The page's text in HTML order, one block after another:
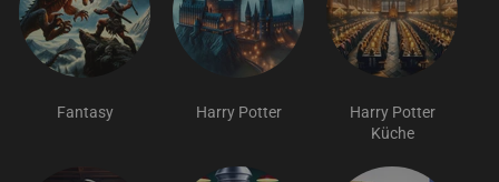
Fantasy Harry Potter
Harry Potter
Küche